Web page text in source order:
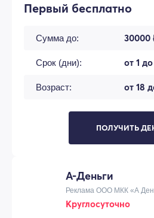
Первый бесплатно
Сумма до: 30000
Срок (дни): от 1
Возраст: от 18
ПОЛУЧИТЬ
А-Деньги
Реклама ООО МКК «А
Круглосуточно